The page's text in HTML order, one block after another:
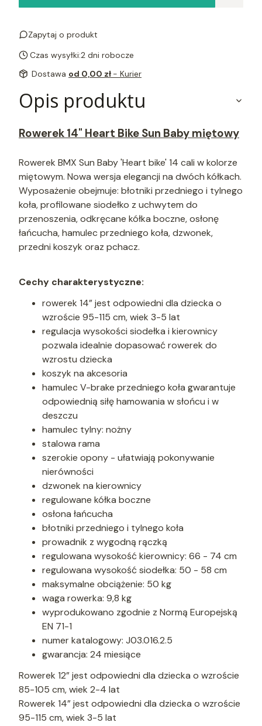
Zapytaj o produkt
Czas wysyłki:2 dni robocze
Dostawa od 0,00 zł - Kurier
Opis produktu
Rowerek 14" Heart Bike Sun Baby miętowy
Rowerek BMX Sun Baby 'Heart bike' 14 cali w kolorze
miętowym. Nowa wersja elegancji na dwóch kółkach.
Wyposażenie obejmuje: błotniki przedniego i tylnego
koła, profilowane siodełko z uchwytem do
przenoszenia, odkręcane kółka boczne, osłonę
łańcucha, hamulec przedniego koła, dzwonek,
przedni koszyk oraz pchacz.
Cechy charakterystyczne:
rowerek 14” jest odpowiedni dla dziecka o
wzroście 95-115 cm, wiek 3-5 lat
regulacja wysokości siodełka i kierownicy
pozwala idealnie dopasować rowerek do
wzrostu dziecka
koszyk na akcesoria
hamulec V-brake przedniego koła gwarantuje
odpowiednią siłę hamowania w słońcu i w
deszczu
hamulec tylny: nożny
stalowa rama
szerokie opony - ułatwiają pokonywanie
nierówności
dzwonek na kierownicy
regulowane kółka boczne
osłona łańcucha
błotniki przedniego i tylnego koła
prowadnik z wygodną rączką
regulowana wysokość kierownicy: 66 - 74 cm
regulowana wysokość siodełka: 50 - 58 cm
maksymalne obciążenie: 50 kg
waga rowerka: 9,8 kg
wyprodukowano zgodnie z Normą Europejską
EN 71-1
numer katalogowy: J03.016.2.5
gwarancja: 24 miesiące
Rowerek 12” jest odpowiedni dla dziecka o wzroście
85-105 cm, wiek 2-4 lat
Rowerek 14” jest odpowiedni dla dziecka o wzroście
95-115 cm, wiek 3-5 lat